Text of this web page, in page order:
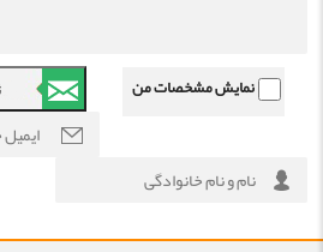
نمایش مشخصات من